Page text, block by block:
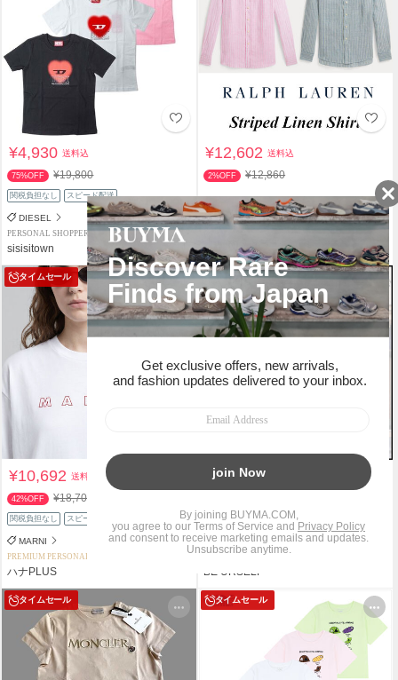
¥4,930送料込
75%OFF ¥19,800
関税負担なし スピード配送
DIESEL
PERSONAL SHOPPER
sisisitown
¥12,602送料込
2%OFF ¥12,860
POLO RALPH LAUREN
reni02
タイムセール
¥10,692送料込
42%OFF ¥18,700
関税負担なし スピード配送
MARNI
PREMIUM PERSONAL SHOPPER
ハナPLUS
タイムセール
¥16,532
Ralph Lauren
PERSONAL SHOPPER
BE URSELF
タイムセール タイムセール